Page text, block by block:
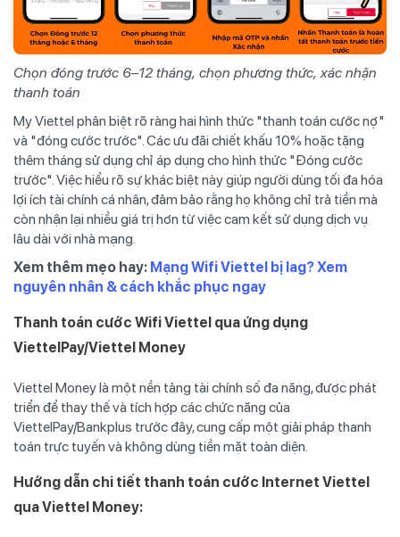
Chọn đóng trước 6–12 tháng, chọn phương thức, xác nhận
thanh toán
My Viettel phân biệt rõ ràng hai hình thức "thanh toán cước nợ"
và "đóng cước trước". Các ưu đãi chiết khấu 10% hoặc tặng
thêm tháng sử dụng chỉ áp dụng cho hình thức "Đóng cước
trước". Việc hiểu rõ sự khác biệt này giúp người dùng tối đa hóa
lợi ích tài chính cá nhân, đảm bảo rằng họ không chỉ trả tiền mà
còn nhận lại nhiều giá trị hơn từ việc cam kết sử dụng dịch vụ
lâu dài với nhà mạng.
Xem thêm mẹo hay: Mạng Wifi Viettel bị lag? Xem
nguyên nhân & cách khắc phục ngay
Thanh toán cước Wifi Viettel qua ứng dụng
ViettelPay/Viettel Money
Viettel Money là một nền tảng tài chính số đa năng, được phát
triển để thay thế và tích hợp các chức năng của
ViettelPay/Bankplus trước đây, cung cấp một giải pháp thanh
toán trực tuyến và không dùng tiền mặt toàn diện.
Hướng dẫn chi tiết thanh toán cước Internet Viettel
qua Viettel Money: